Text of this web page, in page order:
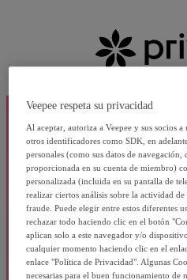
Veepee respeta su privacidad
Al aceptar, autoriza a Veepee y sus socios
otros identificadores como SDK, en
personales (como sus datos de
proporcionada en su cuenta de miembro)
personalizada (incluida en su pantalla de
realizar ciertos análisis sobre la actividad
fraude. Puede elegir entre estos diferentes
rechazar todo haciendo clic en el botón
aplican solo a este navegador y/o
cualquier momento haciendo clic en el
enlace "Política de Privacidad". Algunas
necesarias para el buen funcionamiento de